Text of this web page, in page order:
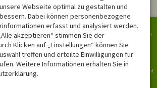
ÖFFNUNGSZEITEN
Mo - Fr
08:00-12:00
Sa, So
geschlossen
Bergbahn
Bergbericht
Webseite optimal zu gestalten und
Dabei können personenbezogene
erfasst und analysiert werden.
akzeptieren“ stimmen Sie der
Klicken auf „Einstellungen“ können Sie
treffen und erteilte Einwilligungen für
Weitere Informationen erhalten Sie in